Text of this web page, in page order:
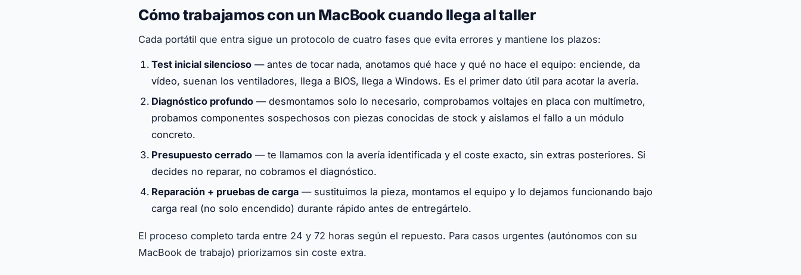
Cómo trabajamos con un MacBook cuando llega al taller
Cada portátil que entra sigue un protocolo de cuatro fases que evita errores y mantiene los plazos:
Test inicial silencioso — antes de tocar nada, anotamos qué hace y qué no hace el equipo: enciende, da
vídeo, suenan los ventiladores, llega a BIOS, llega a Windows. Es el primer dato útil para acotar la avería.
Diagnóstico profundo — desmontamos solo lo necesario, comprobamos voltajes en placa con multímetro,
probamos componentes sospechosos con piezas conocidas de stock y aislamos el fallo a un módulo
concreto.
Presupuesto cerrado — te llamamos con la avería identificada y el coste exacto, sin extras posteriores. Si
decides no reparar, no cobramos el diagnóstico.
Reparación + pruebas de carga — sustituimos la pieza, montamos el equipo y lo dejamos funcionando bajo
carga real (no solo encendido) durante rápido antes de entregártelo.
El proceso completo tarda entre 24 y 72 horas según el repuesto. Para casos urgentes (autónomos con su
MacBook de trabajo) priorizamos sin coste extra.